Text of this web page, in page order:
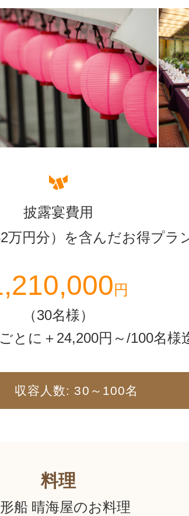
披露宴費用
万円分）を含んだお得プラ
円
（30名様）
とに＋24,200円～/100名様
収容人数: 30～100名
料理
船 晴海屋のお料理